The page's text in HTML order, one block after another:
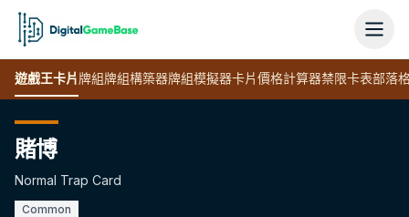
遊戲王卡片牌組牌組構築器牌組模擬器卡片價格計算器禁限卡表部落
賭博
Normal Trap Card
Common